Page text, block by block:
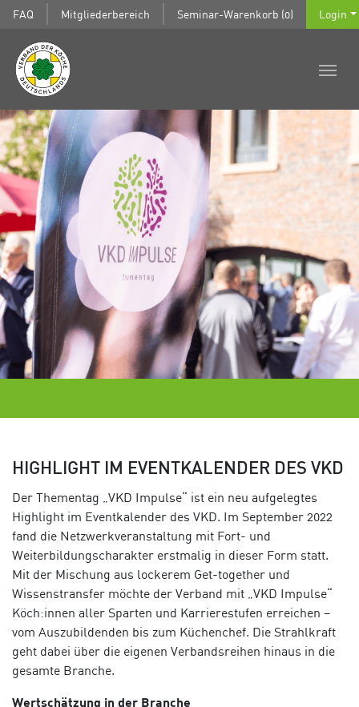
FAQ Mitgliederbereich Seminar-Warenkorb (0) Login
HIGHLIGHT IM EVENTKALENDER DES VKD
Der Thementag „VKD Impulse“ ist ein neu aufgelegtes
Highlight im Eventkalender des VKD. Im September 2022
fand die Netzwerkveranstaltung mit Fort- und
Weiterbildungscharakter erstmalig in dieser Form statt.
Mit der Mischung aus lockerem Get-together und
Wissenstransfer möchte der Verband mit „VKD Impulse“
Köch:innen aller Sparten und Karrierestufen erreichen –
vom Auszubildenden bis zum Küchenchef. Die Strahlkraft
geht dabei über die eigenen Verbandsreihen hinaus in die
gesamte Branche.
Wertschätzung in der Branche